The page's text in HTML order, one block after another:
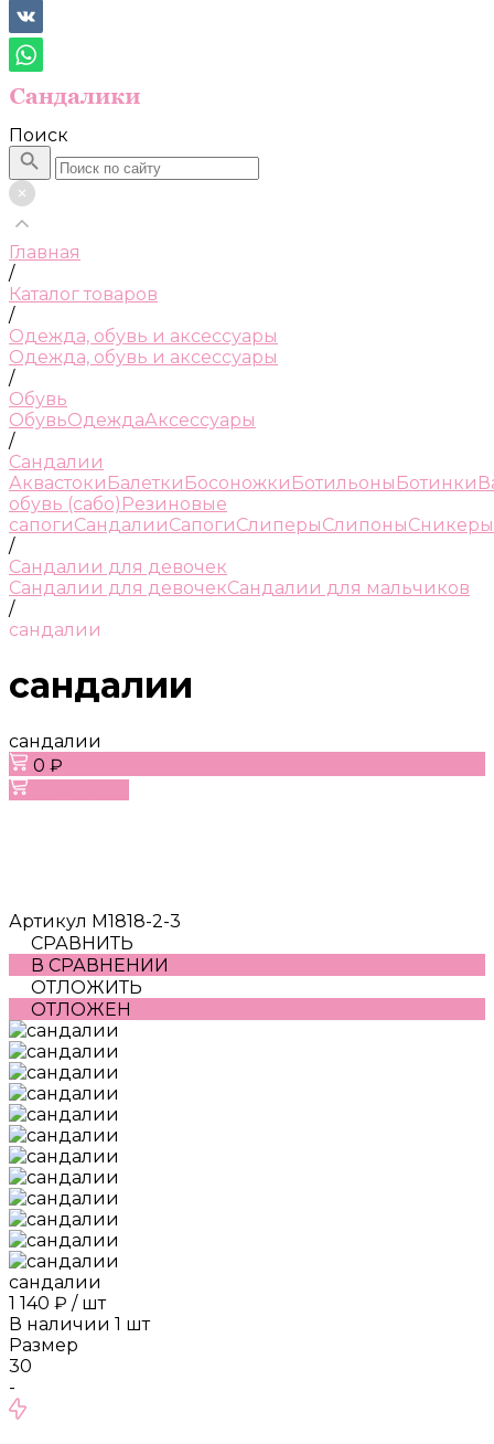
Поиск
Главная
/
Каталог товаров
/
Одежда, обувь и аксессуары
Одежда, обувь и аксессуары
/
Обувь
ОбувьОдеждаАксессуары
/
Сандалии
Аквастоки Балетки Босоножки Ботильоны Ботинки
обувь (сабо) Резиновые
сапогиСандалииСапогиСлиперыСлипоныСникеры
/
Сандалии для девочек
Сандалии для девочекСандалии для мальчиков
/
сандалии
сандалии
сандалии
0 ₽
Артикул M1818-2-3
СРАВНИТЬ
В СРАВНЕНИИ
ОТЛОЖИТЬ
ОТЛОЖЕН
сандалии
1 140 ₽ / шт
В наличии 1 шт
Размер
30
-